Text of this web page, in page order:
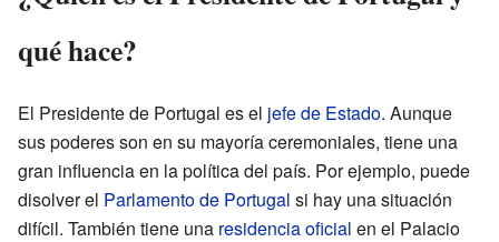
qué hace?
El Presidente de Portugal es el jefe de Estado. Aunque
sus poderes son en su mayoría ceremoniales, tiene una
gran influencia en la política del país. Por ejemplo, puede
disolver el Parlamento de Portugal si hay una situación
difícil. También tiene una residencia oficial en el Palacio